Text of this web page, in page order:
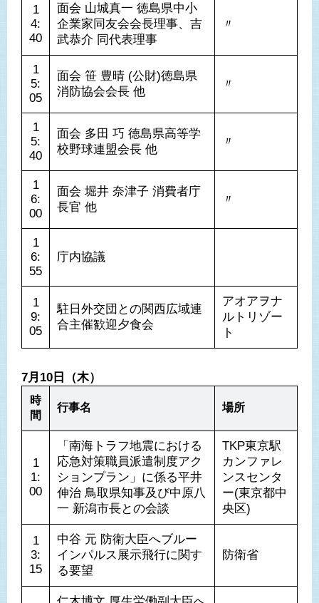
1
4:
40
面会 山城真一 徳島県中小
企業家同友会会長理事、吉
武恭介 同代表理事
〃
1
5:
05
面会 笹 豊晴 (公財)徳島県
消防協会会長 他
〃
1
5:
40
面会 多田 巧 徳島県高等学
校野球連盟会長 他
〃
1
6:
面会 堀井 奈津子 消費者庁
長官 他
〃
1
6:
庁内協議
1
9:
05
駐日外交団との関西広域連
合主催歓迎夕食会
アオアヲナ
ルトリゾー
ト
7月10日（木）
時
間
行事名 場所
1
1:
00
「南海トラフ地震における
応急対策職員派遣制度アク
ションプラン」に係る平井
伸治 鳥取県知事及び中原八
一 新潟市長との会談
TKP東京駅
カンファレ
ンスセンタ
ー(東京都中
央区)
1
3:
15
中谷 元 防衛大臣へブルー
インパルス展示飛行に関す
る要望
防衛省